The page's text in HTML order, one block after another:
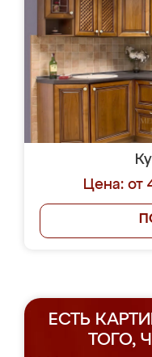
Цена: от
ЕСТЬ
ТОГО,